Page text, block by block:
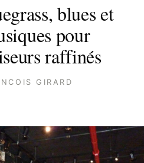
blues et
pour
raffinés
GIRARD